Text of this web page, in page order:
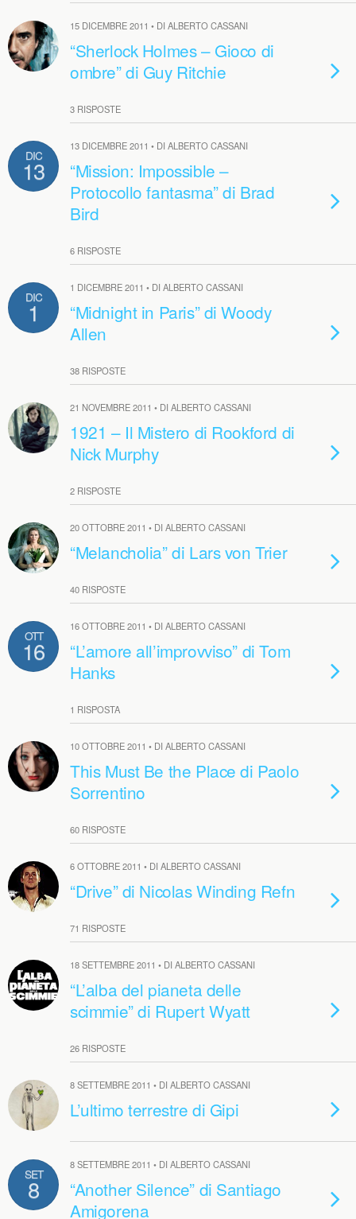
15 DICEMBRE 2011 • DI ALBERTO CASSANI
“Sherlock Holmes – Gioco di
ombre” di Guy Ritchie
3 RISPOSTE
DIC
13
13 DICEMBRE 2011 • DI ALBERTO CASSANI
“Mission: Impossible –
Protocollo fantasma” di Brad
Bird
6 RISPOSTE
DIC
1
1 DICEMBRE 2011 • DI ALBERTO CASSANI
“Midnight in Paris” di Woody
Allen
38 RISPOSTE
21 NOVEMBRE 2011 • DI ALBERTO CASSANI
1921 – Il Mistero di Rookford di
Nick Murphy
2 RISPOSTE
20 OTTOBRE 2011 • DI ALBERTO CASSANI
“Melancholia” di Lars von Trier
40 RISPOSTE
OTT
16
16 OTTOBRE 2011 • DI ALBERTO CASSANI
“L’amore all’improvviso” di Tom
Hanks
1 RISPOSTA
10 OTTOBRE 2011 • DI ALBERTO CASSANI
This Must Be the Place di Paolo
Sorrentino
60 RISPOSTE
6 OTTOBRE 2011 • DI ALBERTO CASSANI
“Drive” di Nicolas Winding Refn
71 RISPOSTE
18 SETTEMBRE 2011 • DI ALBERTO CASSANI
“L’alba del pianeta delle
scimmie” di Rupert Wyatt
26 RISPOSTE
8 SETTEMBRE 2011 • DI ALBERTO CASSANI
L’ultimo terrestre di Gipi
SET
8
8 SETTEMBRE 2011 • DI ALBERTO CASSANI
“Another Silence” di Santiago
Amigorena